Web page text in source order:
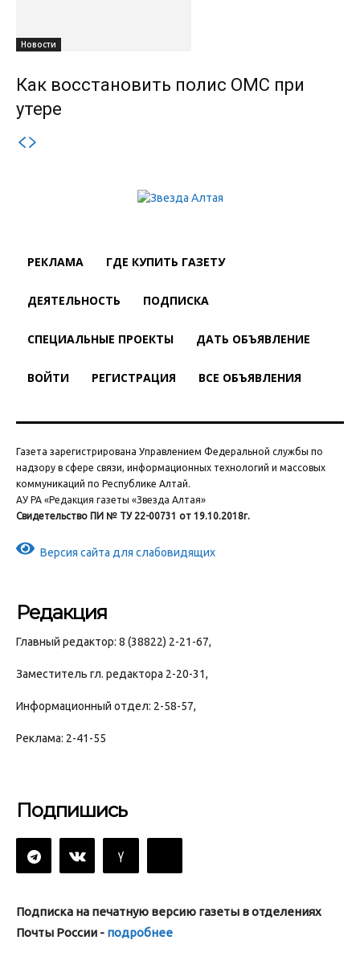
Новости
Как восстановить полис ОМС при
утере
РЕКЛАМА ГДЕ КУПИТЬ ГАЗЕТУ
ДЕЯТЕЛЬНОСТЬ ПОДПИСКА
СПЕЦИАЛЬНЫЕ ПРОЕКТЫ ДАТЬ ОБЪЯВЛЕНИЕ
ВОЙТИ РЕГИСТРАЦИЯ ВСЕ ОБЪЯВЛЕНИЯ
Газета зарегистрирована Управлением Федеральной службы по
надзору в сфере связи, информационных технологий и массовых
коммуникаций по Республике Алтай.
АУ РА «Редакция газеты «Звезда Алтая»
Свидетельство ПИ № ТУ 22-00731 от 19.10.2018г.
Версия сайта для слабовидящих
Редакция
Главный редактор: 8 (38822) 2-21-67,
Заместитель гл. редактора 2-20-31,
Информационный отдел: 2-58-57,
Реклама: 2-41-55
Подпишись
Подписка на печатную версию газеты в отделениях
Почты России - подробнее